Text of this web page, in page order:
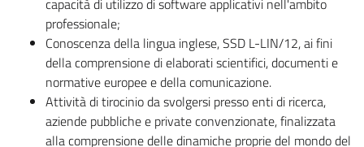
capacità di utilizzo di software applicativi nell'ambito
professionale;
Conoscenza della lingua inglese, SSD L-LIN/12, ai fini
della comprensione di elaborati scientifici, documenti e
normative europee e della comunicazione.
Attività di tirocinio da svolgersi presso enti di ricerca,
aziende pubbliche e private convenzionate, finalizzata
alla comprensione delle dinamiche proprie del mondo del